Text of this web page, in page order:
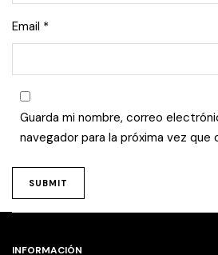
Email *
Guarda mi nombre, correo
navegador para la próxima vez que
INFORMACIÓN